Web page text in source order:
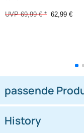
kompatibel mit Ford C-